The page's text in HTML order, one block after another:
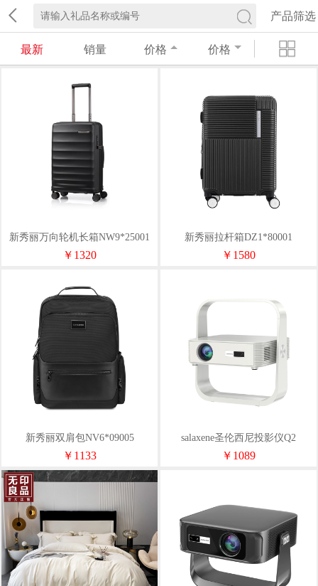
产品筛选
最新 销量 价格 价格
新秀丽万向轮机长箱NW9*25001
￥1320
新秀丽拉杆箱DZ1*80001
￥1580
新秀丽双肩包NV6*09005
￥1133
salaxene圣伦西尼投影仪Q2
￥1089